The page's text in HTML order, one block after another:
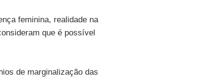
feminina, realidade na
que é possível
de marginalização das